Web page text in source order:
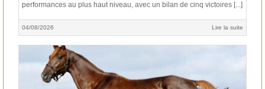
performances au plus haut niveau, avec un bilan de cinq victoires [...]
04/08/2026 Lire la suite